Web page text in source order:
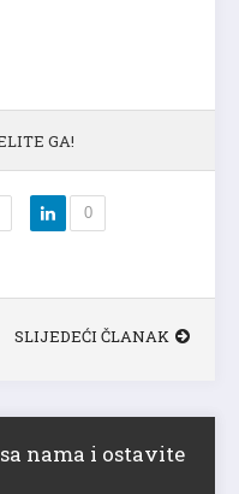
GA!
0
SLIJEDEĆI ČLANAK
nama i ostavite